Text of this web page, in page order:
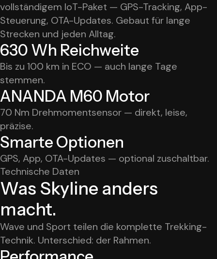
vollständigem IoT-Paket — GPS-Tracking, App-
Steuerung, OTA-Updates. Gebaut für lange
Strecken und jeden Alltag.
630 Wh Reichweite
Bis zu 100 km in ECO — auch lange Tage
stemmen.
ANANDA M60 Motor
70 Nm Drehmomentsensor — direkt, leise,
präzise.
Smarte Optionen
GPS, App, OTA-Updates — optional zuschaltbar.
Technische Daten
Was Skyline anders
macht.
Wave und Sport teilen die komplette Trekking-
Technik. Unterschied: der Rahmen.